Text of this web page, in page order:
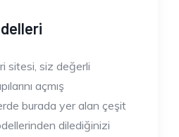
sitesi, siz değerli
açmış
burada yer alan çeşit
dilediğinizi